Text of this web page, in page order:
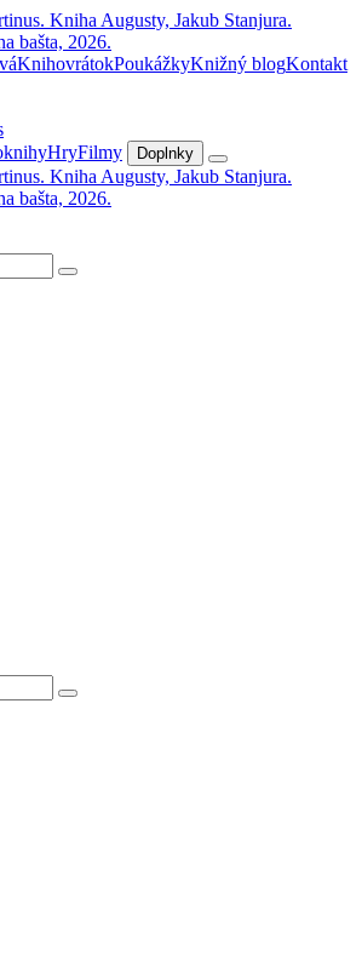
KnihovrátokPoukážkyKnižný blogKontakt
HryFilmy Doplnky